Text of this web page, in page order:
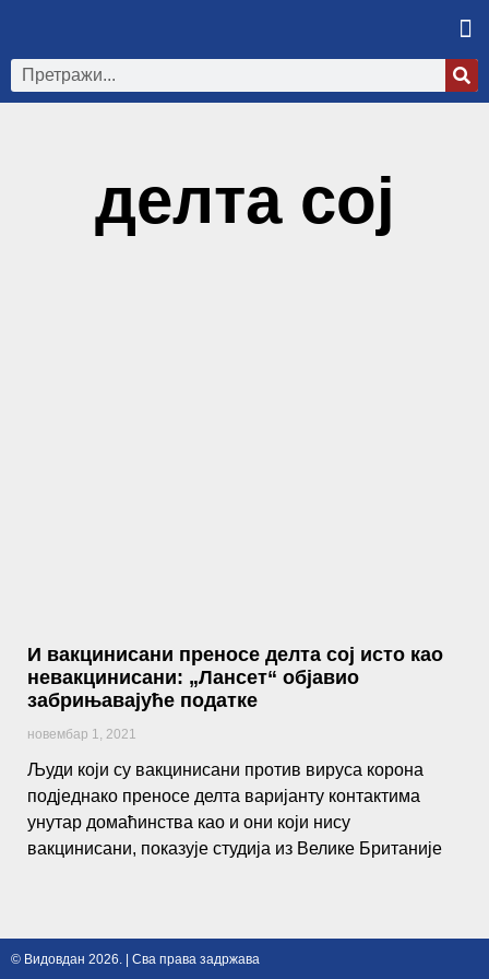
делта сој
И вакцинисани преносе делта сој исто као
невакцинисани: „Лансет“ објавио
забрињавајуће податке
новембар 1, 2021
Људи који су вакцинисани против вируса корона
подједнако преносе делта варијанту контактима
унутар домаћинства као и они који нису
вакцинисани, показује студија из Велике Британије
© Видовдан 2026. | Сва права задржава